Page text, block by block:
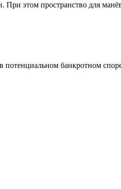
этом пространство для
потенциальном банкротном